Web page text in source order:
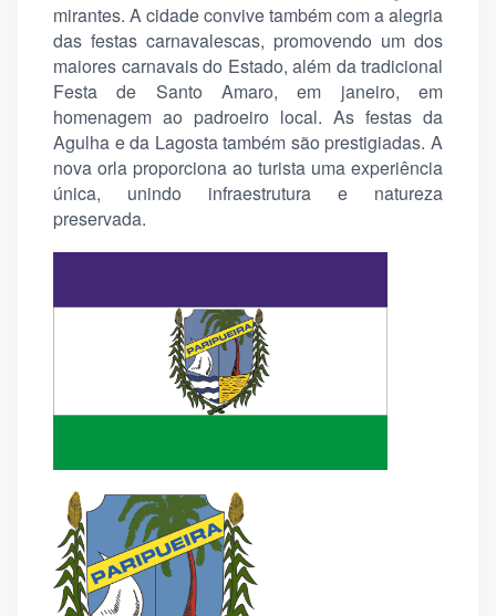
mirantes. A cidade convive também com a alegria
das festas carnavalescas, promovendo um dos
maiores carnavais do Estado, além da tradicional
Festa de Santo Amaro, em janeiro, em
homenagem ao padroeiro local. As festas da
Agulha e da Lagosta também são prestigiadas. A
nova orla proporciona ao turista uma experiência
única, unindo infraestrutura e natureza
preservada.